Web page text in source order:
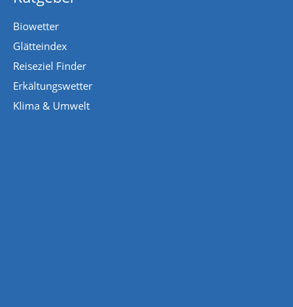
Biowetter
Glätteindex
Reiseziel Finder
Erkältungswetter
Klima & Umwelt